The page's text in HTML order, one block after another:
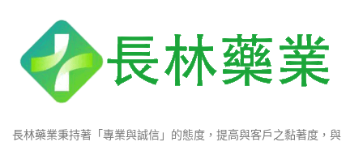
長林藥業秉持著「專業與誠信」的態度，提高與客戶之黏著度，與